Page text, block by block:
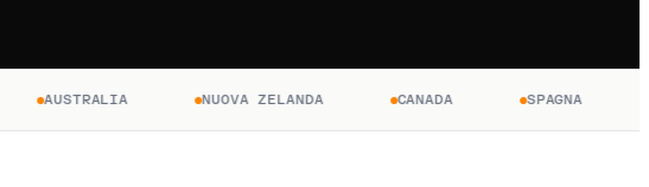
AUSTRALIA NUOVA ZELANDA CANADA SPAGNA